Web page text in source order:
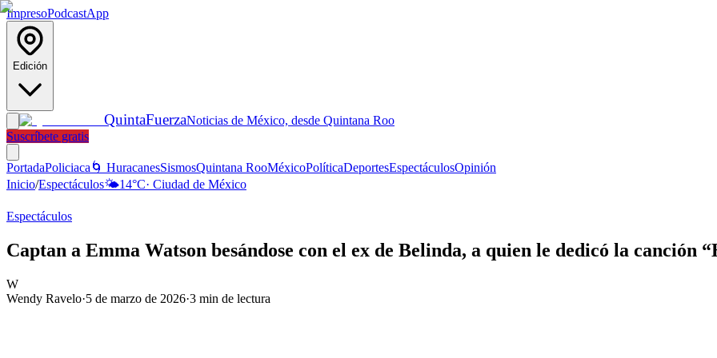
ImpresoPodcastApp
Edición
QuintaFuerzaNoticias de México, desde Quintana Roo
Suscríbete gratis
PortadaPoliciaca 🌀 HuracanesSismosQuintana RooMéxicoPolíticaDeportesEspectáculosOpinión
Inicio/Espectáculos🌤️14°C· Ciudad de México
Espectáculos
Captan a Emma Watson besándose con el ex de Belinda, a quien le dedicó la canción
W
Wendy Ravelo·5 de marzo de 2026·3 min de lectura